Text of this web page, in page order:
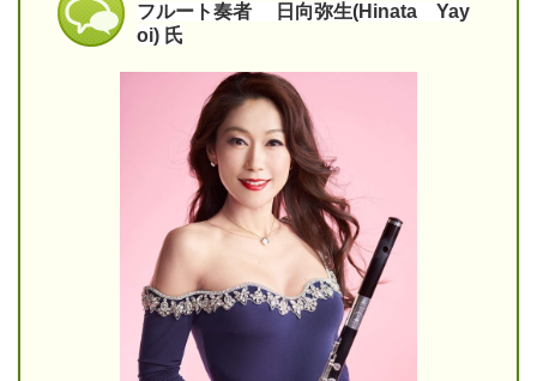
フルート奏者 日向弥生(Hinata Yay
oi) 氏